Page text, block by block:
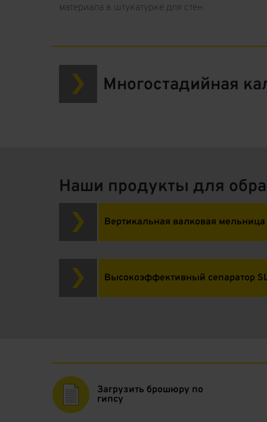
материала в штукатурке для стен.
Многостадийная
Наши продукты для
Вертикальная валковая мельница
Высокоэффективный сепаратор
Загрузить брошюру по
гипсу